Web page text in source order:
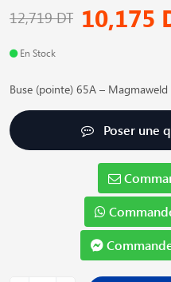
12,719 DT 10,175
En Stock
Buse (pointe) 65A –
Poser une